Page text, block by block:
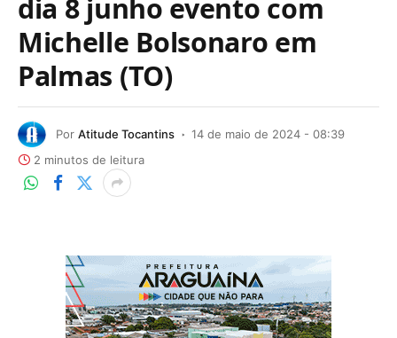
dia 8 junho evento com
Michelle Bolsonaro em
Palmas (TO)
Por Atitude Tocantins
14 de maio de 2024 - 08:39
2 minutos de leitura